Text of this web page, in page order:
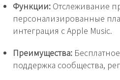
Функции: Отслеживание
персонализированные
интеграция с Apple Music.
Преимущества:
поддержка сообщества,